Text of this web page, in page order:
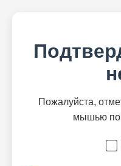
Пожалуйста,
мышью по